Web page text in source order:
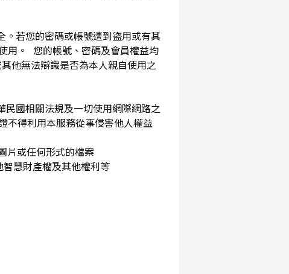
若您的密碼或帳號遭到盜用或有其
用。 您的帳號、密碼及會員權益均
他無法辯識是否為本人親自使用之
國相關法規及一切使用網際網路之
不得利用本服務從事侵害他人權益
片或任何形式的檔案
智慧財產權及其他權利等